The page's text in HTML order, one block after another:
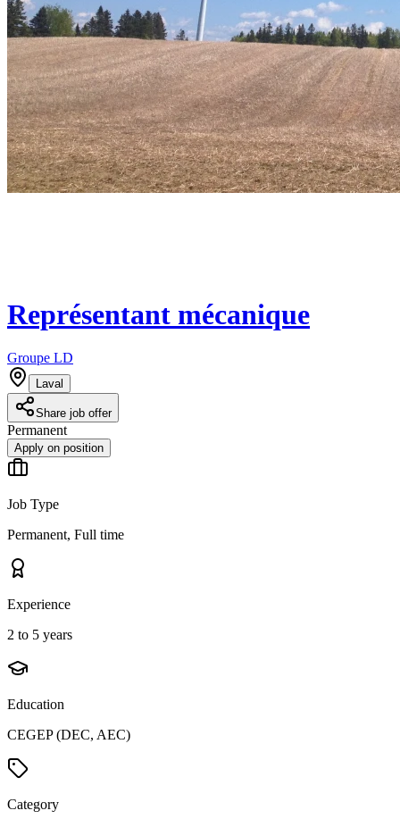
Représentant mécanique
Groupe LD
Laval
Share job offer
Permanent
Apply on position
Job Type
Permanent, Full time
Experience
2 to 5 years
Education
CEGEP (DEC, AEC)
Category